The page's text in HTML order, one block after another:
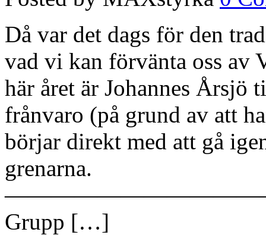
Då var det dags för den
vad vi kan förvänta oss av
här året är Johannes Årsjö
frånvaro (på grund av att
börjar direkt med att gå
grenarna.
Grupp […]